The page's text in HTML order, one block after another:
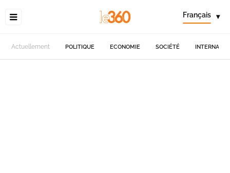
Français ▾
Actuellement POLITIQUE ECONOMIE SOCIÉTÉ